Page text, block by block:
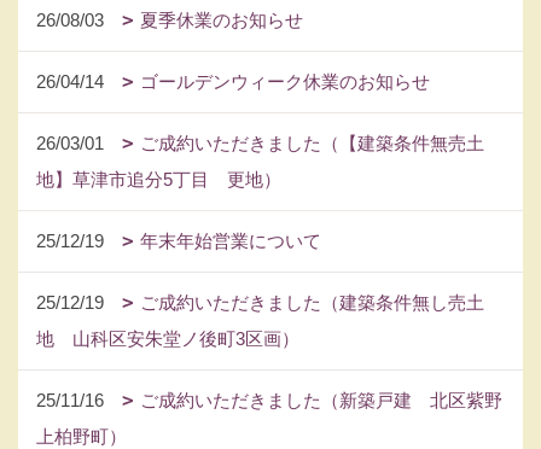
26/08/03 夏季休業のお知らせ
26/04/14 ゴールデンウィーク休業のお知らせ
26/03/01
ご成約いただきました（【建築条件無売土
地】草津市追分5丁目 更地）
25/12/19 年末年始営業について
25/12/19
ご成約いただきました（建築条件無し売土
地 山科区安朱堂ノ後町3区画）
25/11/16
ご成約いただきました（新築戸建 北区紫野
上柏野町）